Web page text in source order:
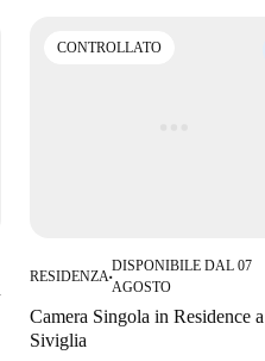
CONTROLLATO
RESIDENZA■
DISPONIBILE DAL 07
AGOSTO
Camera Singola in Residence a
Siviglia